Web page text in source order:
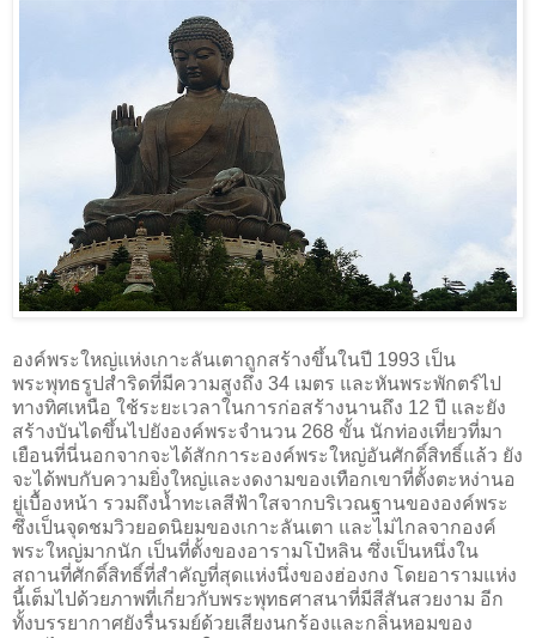
องค์พระใหญ่แห่งเกาะลันเตาถูกสร้างขึ้นในปี 1993 เป็น
พระพุทธรูปสำริดที่มีความสูงถึง 34 เมตร และหันพระพักตร์ไป
ทางทิศเหนือ ใช้ระยะเวลาในการก่อสร้างนานถึง 12 ปี และยัง
สร้างบันไดขึ้นไปยังองค์พระจำนวน 268 ขั้น นักท่องเที่ยวที่มา
เยือนที่นี่นอกจากจะได้สักการะองค์พระใหญ่อันศักดิ์สิทธิ์แล้ว ยัง
จะได้พบกับความยิ่งใหญ่และงดงามของเทือกเขาที่ตั้งตะหง่านอ
ยู่เบื้องหน้า รวมถึงน้ำทะเลสีฟ้าใสจากบริเวณฐานขององค์พระ
ซึ่งเป็นจุดชมวิวยอดนิยมของเกาะลันเตา และไม่ไกลจากองค์
พระใหญ่มากนัก เป็นที่ตั้งของอารามโป๋หลิน ซึ่งเป็นหนึ่งใน
สถานที่ศักดิ์สิทธิ์ที่สำคัญที่สุดแห่งนึ่งของฮ่องกง โดยอารามแห่ง
นี้เต็มไปด้วยภาพที่เกี่ยวกับพระพุทธศาสนาที่มีสีสันสวยงาม อีก
ทั้งบรรยากาศยังรื่นรมย์ด้วยเสียงนกร้องและกลิ่นหอมของ